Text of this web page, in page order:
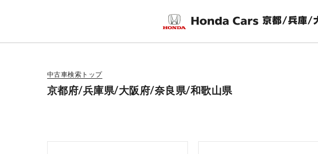
中古車検索トップ
京都府/兵庫県/大阪府/奈良県/和歌山県